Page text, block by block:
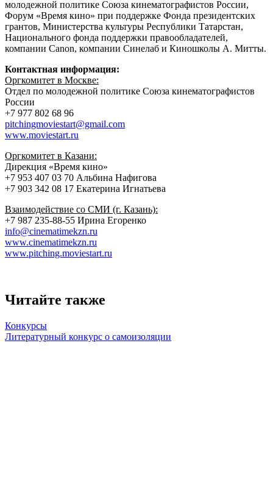
молодежной политике Союза кинематографистов России,
Форум «Время кино» при поддержке Фонда президентских
грантов, Министерства культуры Республики Татарстан,
Национального фонда поддержки правообладателей,
компании Canon, компании Синелаб и Киношколы А. Митты.
Контактная информация:
Оргкомитет в Москве:
Отдел по молодежной политике Союза кинематографистов
России
+7 977 802 68 96
pitchingmoviestart@gmail.com
www.moviestart.ru
Оргкомитет в Казани:
Дирекция «Время кино»
+7 953 407 03 70 Альбина Нафигова
+7 903 342 08 17 Екатерина Игнатьева
Взаимодействие со СМИ (г. Казань):
+7 987 235-88-55 Ирина Егоренко
info@cinematimekzn.ru
www.cinematimekzn.ru
www.pitching.moviestart.ru
Читайте также
Конкурсы
Литературный конкурс о самоизоляции